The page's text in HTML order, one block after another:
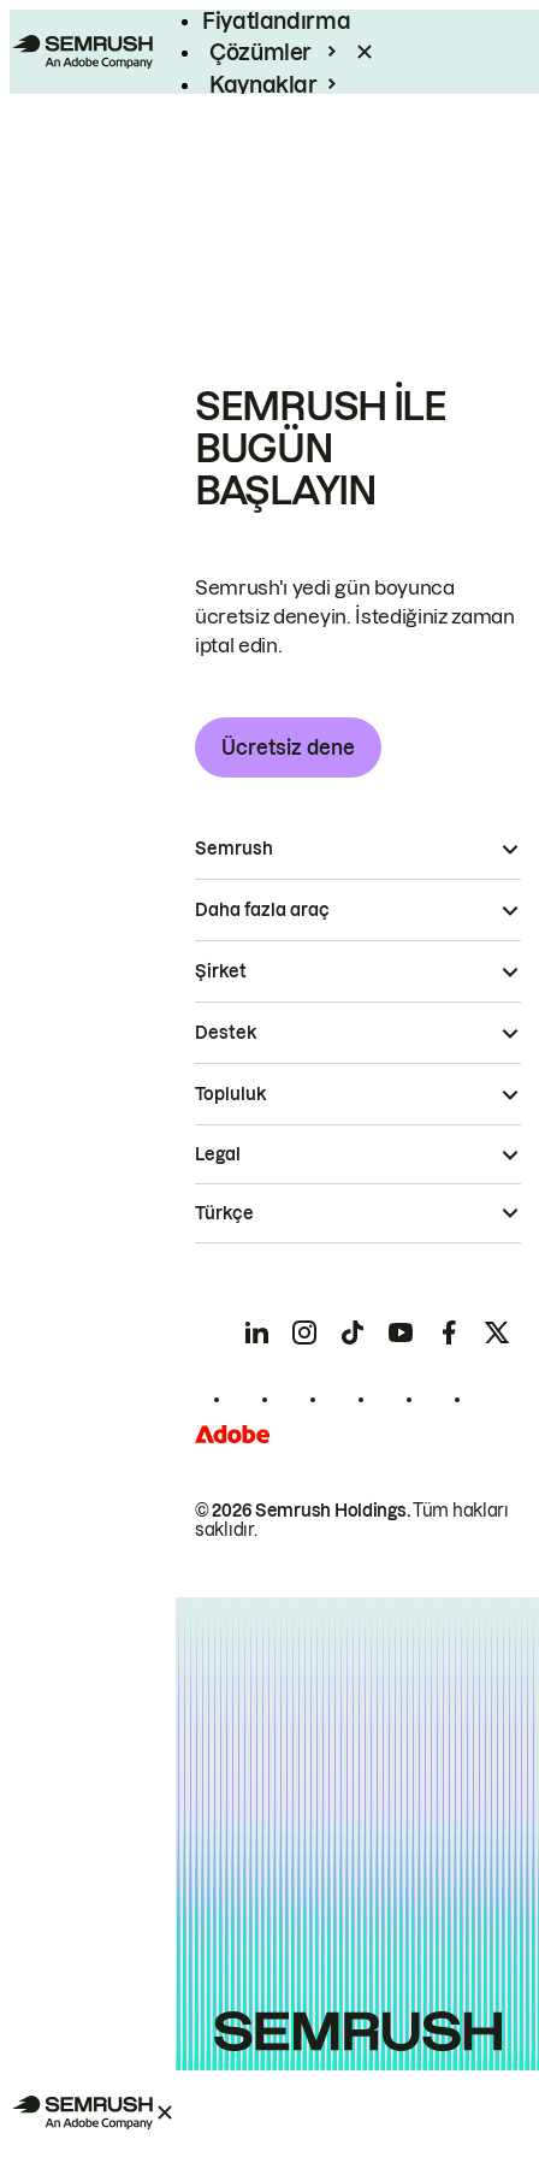
Fiyatlandırma
Çözümler
Kaynaklar
SEMRUSH ILE
BUGÜN
BAŞLAYIN
Semrush'ı yedi gün boyunca
ücretsiz deneyin. İstediğiniz zaman
iptal edin.
Ücretsiz dene
Semrush
Daha fazla araç
Şirket
Destek
Topluluk
© 2026 Semrush Holdings.Tüm hakları
saklıdır.
Legal
Türkçe